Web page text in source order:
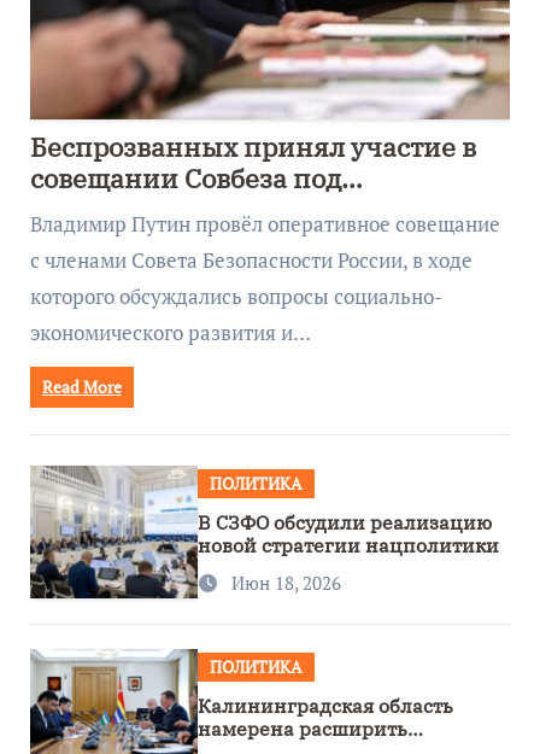
Беспрозванных принял участие в
совещании Совбеза под
руководством Путина
Владимир Путин провёл оперативное совещание
с членами Совета Безопасности России, в ходе
которого обсуждались вопросы социально-
экономического развития и…
Read More
ПОЛИТИКА
В СЗФО обсудили реализацию
новой стратегии нацполитики
Июн 18, 2026
ПОЛИТИКА
Калининградская область
намерена расширить